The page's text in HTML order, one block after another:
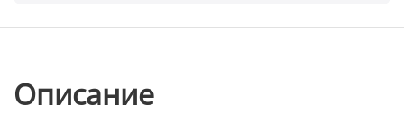
Описание